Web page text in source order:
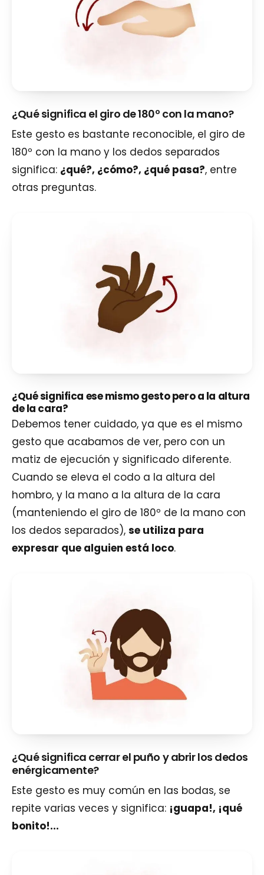
¿Qué significa el giro de 180º con la mano?
Este gesto es bastante reconocible, el giro de
180º con la mano y los dedos separados
significa: ¿qué?, ¿cómo?, ¿qué pasa?, entre
otras preguntas.
¿Qué significa ese mismo gesto pero a la altura
de la cara?
Debemos tener cuidado, ya que es el mismo
gesto que acabamos de ver, pero con un
matiz de ejecución y significado diferente.
Cuando se eleva el codo a la altura del
hombro, y la mano a la altura de la cara
(manteniendo el giro de 180º de la mano con
los dedos separados), se utiliza para
expresar que alguien está loco.
¿Qué significa cerrar el puño y abrir los dedos
enérgicamente?
Este gesto es muy común en las bodas, se
repite varias veces y significa: ¡guapa!, ¡qué
bonito!...